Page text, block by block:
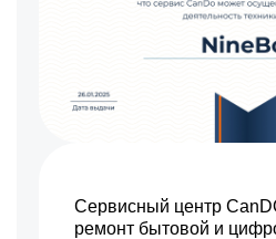
Сервисный центр
ремонт бытовой и